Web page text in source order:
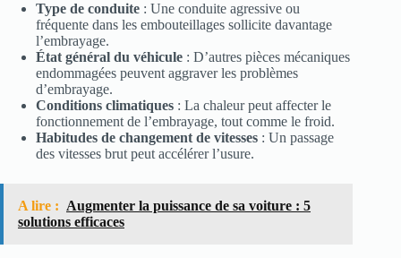
Type de conduite : Une conduite agressive ou
fréquente dans les embouteillages sollicite davantage
l’embrayage.
État général du véhicule : D’autres pièces mécaniques
endommagées peuvent aggraver les problèmes
d’embrayage.
Conditions climatiques : La chaleur peut affecter le
fonctionnement de l’embrayage, tout comme le froid.
Habitudes de changement de vitesses : Un passage
des vitesses brut peut accélérer l’usure.
A lire : Augmenter la puissance de sa voiture : 5
solutions efficaces